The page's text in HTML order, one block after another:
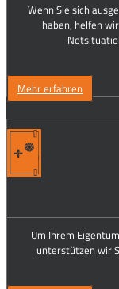
Wenn Sie sich
haben, helfen
Mehr erfahren
Um Ihrem
unterstützen wir